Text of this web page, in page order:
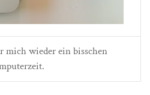
mich wieder ein bisschen